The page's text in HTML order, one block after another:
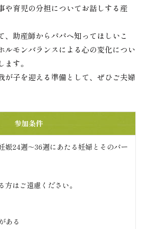
や育児の分担についてお話しする産
、助産師からパパへ知ってほしいこ
ルモンバランスによる心の変化につい
す。
が子を迎える準備として、ぜひご夫婦
参加条件
娠24週～36週にあたる妊婦とそのパー
はご遠慮ください。
ある